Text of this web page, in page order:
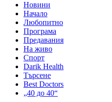
Новини
Начало
Любопитно
Програма
Предавания
На живо
Спорт
Darik Health
Търсене
Best Doctors
„40 до 40“